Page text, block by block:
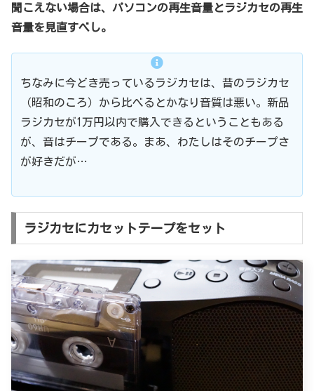
聞こえない場合は、パソコンの再生音量とラジカセの再生
音量を見直すべし。
ちなみに今どき売っているラジカセは、昔のラジカセ
（昭和のころ）から比べるとかなり音質は悪い。新品
ラジカセが1万円以内で購入できるということもある
が、音はチープである。まあ、わたしはそのチープさ
が好きだが…
ラジカセにカセットテープをセット